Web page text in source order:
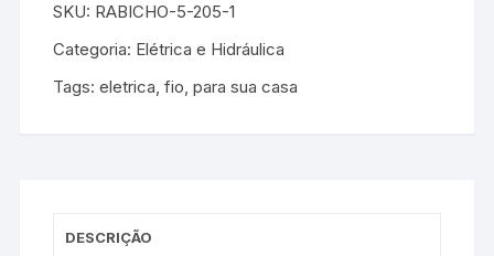
SKU: RABICHO-5-205-1
Categoria: Elétrica e Hidráulica
Tags:eletrica,fio,para sua casa
DESCRIÇÃO